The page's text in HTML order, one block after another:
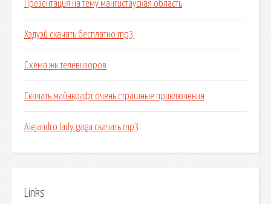
Презентация на тему мангистауская область
Хэдуэй скачать бесплатно mp3
Схема жк телевизоров
Скачать майнкрафт очень страшные приключения
Alejandro lady gaga скачать mp3
Links